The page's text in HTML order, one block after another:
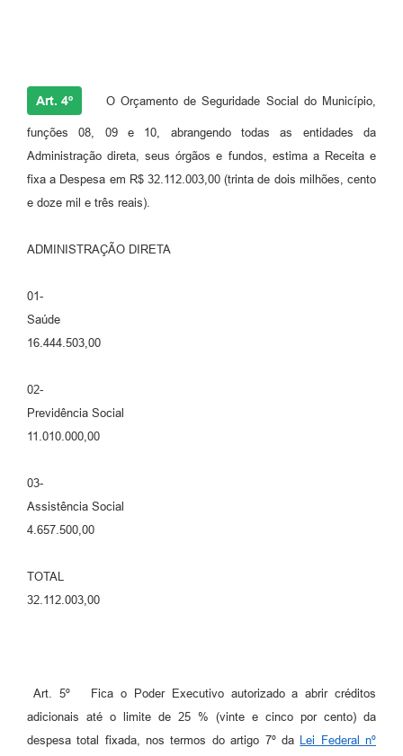
Art. 4º O Orçamento de Seguridade Social do Município,
funções 08, 09 e 10, abrangendo todas as entidades da
Administração direta, seus órgãos e fundos, estima a Receita e
fixa a Despesa em R$ 32.112.003,00 (trinta de dois milhões, cento
e doze mil e três reais).
ADMINISTRAÇÃO DIRETA
01-
Saúde
16.444.503,00
02-
Previdência Social
11.010.000,00
03-
Assistência Social
4.657.500,00
TOTAL
32.112.003,00
Art. 5º Fica o Poder Executivo autorizado a abrir créditos
adicionais até o limite de 25 % (vinte e cinco por cento) da
despesa total fixada, nos termos do artigo 7º da Lei Federal nº